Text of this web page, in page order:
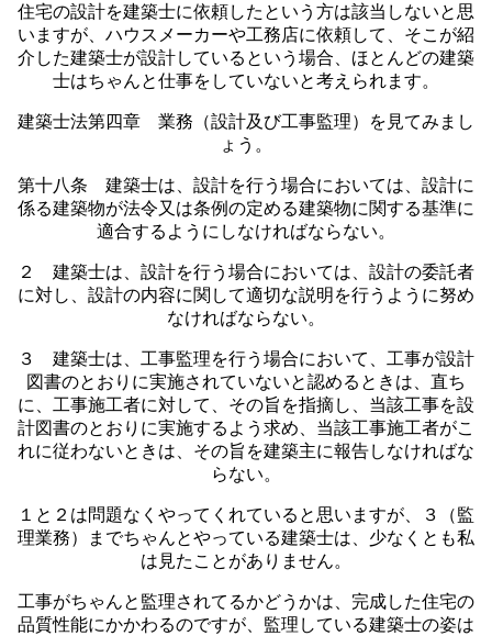
住宅の設計を建築士に依頼したという方は該当しないと思
いますが、ハウスメーカーや工務店に依頼して、そこが紹
介した建築士が設計しているという場合、ほとんどの建築
士はちゃんと仕事をしていないと考えられます。
建築士法第四章 業務（設計及び工事監理）を見てみまし
ょう。
第十八条 建築士は、設計を行う場合においては、設計に
係る建築物が法令又は条例の定める建築物に関する基準に
適合するようにしなければならない。
２ 建築士は、設計を行う場合においては、設計の委託者
に対し、設計の内容に関して適切な説明を行うように努め
なければならない。
３ 建築士は、工事監理を行う場合において、工事が設計
図書のとおりに実施されていないと認めるときは、直ち
に、工事施工者に対して、その旨を指摘し、当該工事を設
計図書のとおりに実施するよう求め、当該工事施工者がこ
れに従わないときは、その旨を建築主に報告しなければな
らない。
１と２は問題なくやってくれていると思いますが、３（監
理業務）までちゃんとやっている建築士は、少なくとも私
は見たことがありません。
工事がちゃんと監理されてるかどうかは、完成した住宅の
品質性能にかかわるのですが、監理している建築士の姿は